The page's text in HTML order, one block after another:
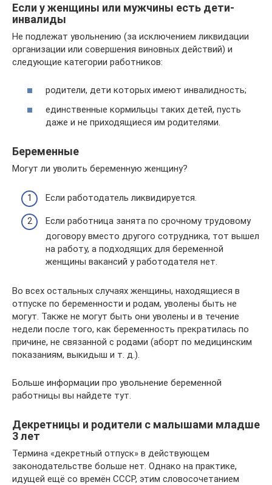
Если у женщины или мужчины есть дети-
инвалиды
Не подлежат увольнению (за исключением ликвидации
организации или совершения виновных действий) и
следующие категории работников:
родители, дети которых имеют инвалидность;
единственные кормильцы таких детей, пусть
даже и не приходящиеся им родителями.
Беременные
Могут ли уволить беременную женщину?
Если работодатель ликвидируется.
Если работница занята по срочному трудовому
договору вместо другого сотрудника, тот вышел
на работу, а подходящих для беременной
женщины вакансий у работодателя нет.
Во всех остальных случаях женщины, находящиеся в
отпуске по беременности и родам, уволены быть не
могут. Также не могут быть они уволены и в течение
недели после того, как беременность прекратилась по
причине, не связанной с родами (аборт по медицинским
показаниям, выкидыш и т. д.).
Больше информации про увольнение беременной
работницы вы найдете тут.
Декретницы и родители с малышами младше
3 лет
Термина «декретный отпуск» в действующем
законодательстве больше нет. Однако на практике,
идущей ещё со времён СССР, этим словосочетанием